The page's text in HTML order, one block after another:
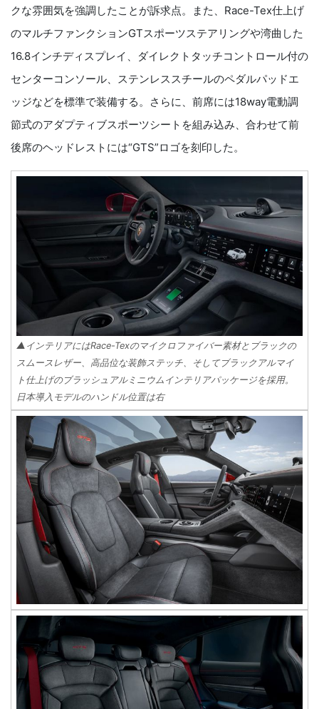
クな雰囲気を強調したことが訴求点。また、Race-Tex仕上げ
のマルチファンクションGTスポーツステアリングや湾曲した
16.8インチディスプレイ、ダイレクトタッチコントロール付の
センターコンソール、ステンレススチールのペダルパッドエ
ッジなどを標準で装備する。さらに、前席には18way電動調
節式のアダプティブスポーツシートを組み込み、合わせて前
後席のヘッドレストには“GTS”ロゴを刻印した。
▲インテリアにはRace-Texのマイクロファイバー素材とブラックの
スムースレザー、高品位な装飾ステッチ、そしてブラックアルマイ
ト仕上げのブラッシュアルミニウムインテリアパッケージを採用。
日本導入モデルのハンドル位置は右